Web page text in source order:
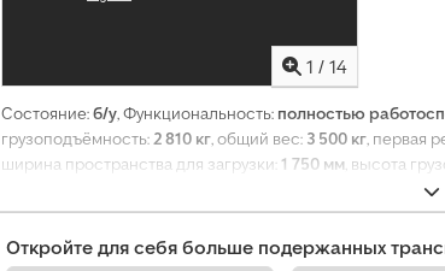
1 / 14
Состояние:б/у, Функциональность: полностью
грузоподъёмность:2 810 кг, общий вес: 3 500 кг, первая
ширина пространства для загрузки:1 750 мм, высота
, тормоз прицепа:
Откройте для себя больше подержанных